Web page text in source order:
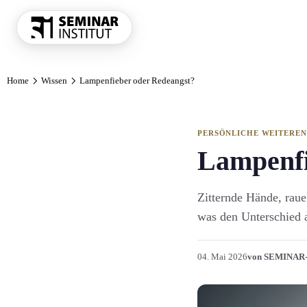
Vertrieb und
KI und
Projekt und
Marketing
Personal und
Finanzen
Einkauf und
Home Wissen Lampenfieber oder Redeangst?
PERSÖNLICHE
Zitternde Hände,
was den Unterschied
04. Mai 2026von